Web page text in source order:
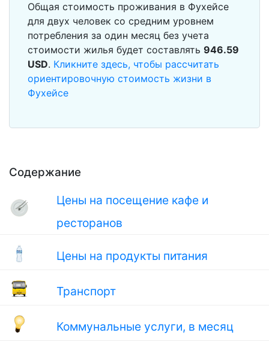
Содержание
Цены на посещение кафе и
ресторанов
Цены на продукты питания
Транспорт
Коммунальные услуги, в месяц
Общая стоимость проживания в Фухейсе
для двух человек со средним уровнем
потребления за один месяц без учета
стоимости жилья будет составлять 946.59
USD. Кликните здесь, чтобы рассчитать
ориентировочную стоимость жизни в
Фухейсе